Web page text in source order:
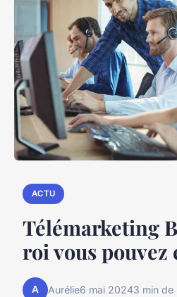
ACTU
Télémarketing
roi vous pouvez
A Aurélie6 mai 20243 min de